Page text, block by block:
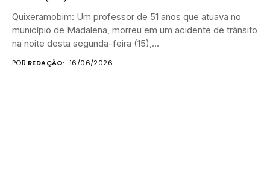
Quixeramobim: Um professor de 51 anos que atuava no
município de Madalena, morreu em um acidente de trânsito
na noite desta segunda-feira (15),...
POR:REDAÇÃO 16/06/2026